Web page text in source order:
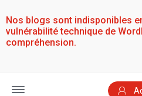
au
contenu
principal
Nos blogs sont indisponibles
vulnérabilité technique de
compréhension.